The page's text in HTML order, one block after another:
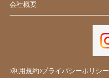
会社概要
利用規約 プライバシーポリシー